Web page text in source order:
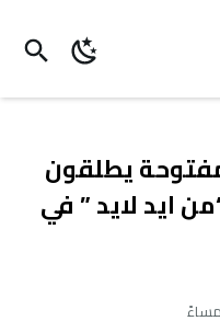
يطلقون
ايد لايد ” في